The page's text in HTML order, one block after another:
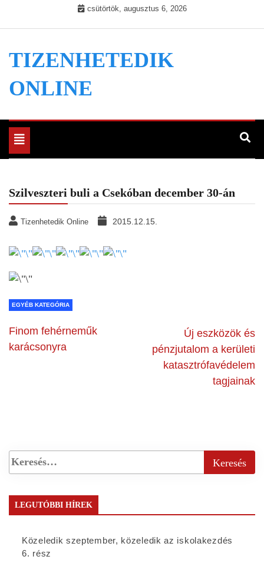
csütörtök, augusztus 6, 2026
TIZENHETEDIK
ONLINE
Toggle
navigation
Szilveszteri buli a Csekóban december 30-án
Tizenhetedik Online 2015.12.15.
EGYÉB KATEGÓRIA
Finom fehérneműk
karácsonyra
Új eszközök és
pénzjutalom a kerületi
katasztrófavédelem
tagjainak
LEGUTÓBBI HÍREK
Közeledik szeptember, közeledik az iskolakezdés
6. rész